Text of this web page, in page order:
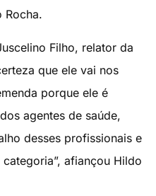
Rocha.
Filho, relator da
que ele vai nos
porque ele é
agentes de saúde,
desses profissionais e
afiançou Hildo